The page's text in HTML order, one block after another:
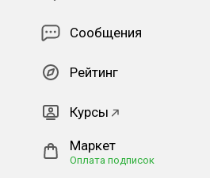
Сообщения
Рейтинг
Курсы
Маркет
Оплата подписок